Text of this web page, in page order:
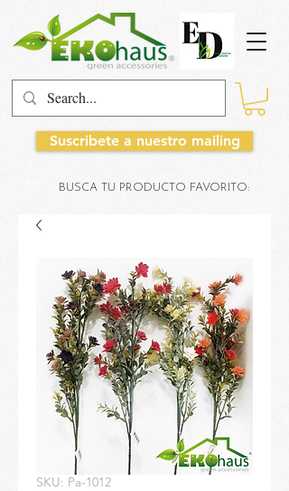
Suscribete a nuestro mailing
BUSCA TU PRODUCTO FAVORITO:
SKU: Pa-1012